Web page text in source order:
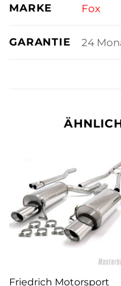
MARKE Fox
GARANTIE 24
Friedrich Motorsport